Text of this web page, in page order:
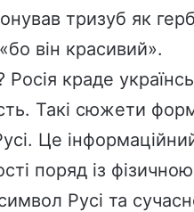
тризуб як
він красивий».
краде
Такі сюжети
Це
поряд із
Русі та